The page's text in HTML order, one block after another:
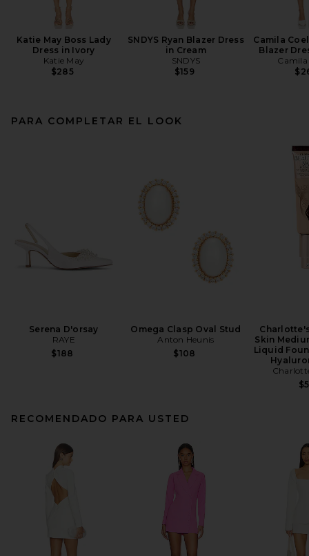
Katie May Boss Lady
Dress in Ivory
Katie May
$285
SNDYS Ryan Blazer Dress
in Cream
SNDYS
$159
Camila
Blazer
Camila
PARA COMPLETAR EL LOOK
Serena D'orsay
RAYE
$188
Omega Clasp Oval Stud
Anton Heunis
$108
Skin
Liquid
RECOMENDADO PARA USTED